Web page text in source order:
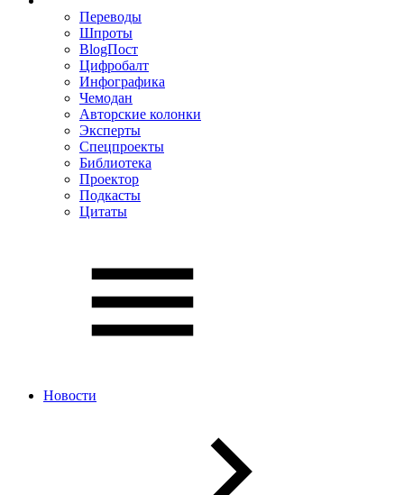
Переводы
Шпроты
BlogПост
Цифробалт
Инфографика
Чемодан
Авторские колонки
Эксперты
Спецпроекты
Библиотека
Проектор
Подкасты
Цитаты
Новости